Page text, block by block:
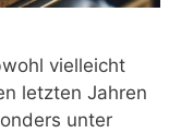
vielleicht
letzten Jahren
unter